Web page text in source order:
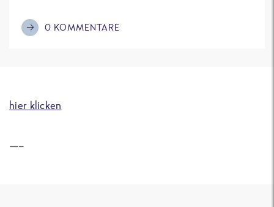
0 KOMMENTARE
hier klicken
—–